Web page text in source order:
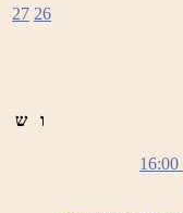
26
27
ו ש
16:00